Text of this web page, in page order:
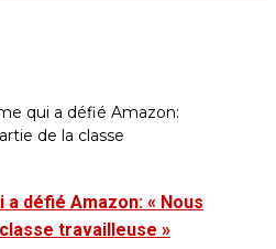
a défié Amazon: « Nous
travailleuse »